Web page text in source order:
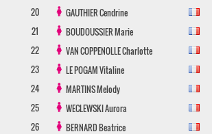
20
GAUTHIERCendrine
21
BOUDOUSSIERMarie
22
VAN COPPENOLLECharlotte
23
LE POGAMVitaline
24
MARTINSMelody
25
WECLEWSKIAurora
26
BERNARDBeatrice